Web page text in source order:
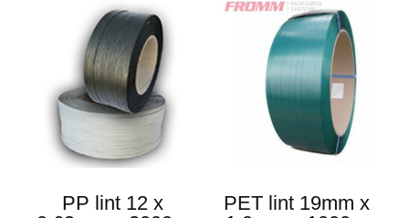
PP lint 12 x
PET lint 19mm x